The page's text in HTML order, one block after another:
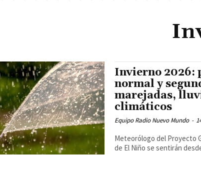
Invierno 2026:
normal y
marejadas,
climáticos
Equipo Radio Nuevo Mundo -
Meteorólogo del Proyecto
de El Niño se sentirán